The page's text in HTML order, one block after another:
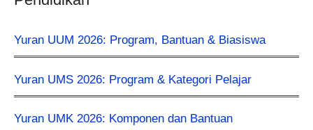
Yuran UUM 2026: Program, Bantuan & Biasiswa
Yuran UMS 2026: Program & Kategori Pelajar
Yuran UMK 2026: Komponen dan Bantuan